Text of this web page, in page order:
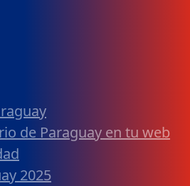
de Paraguay en tu web
2025